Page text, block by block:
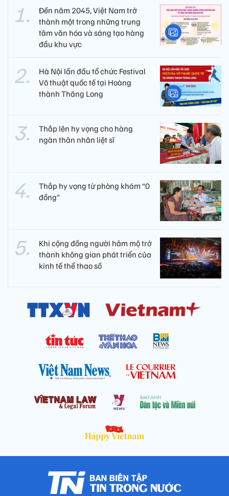
Đến năm 2045, Việt Nam trở
thành một trong những trung
tâm văn hóa và sáng tạo hàng
đầu khu vực
Hà Nội lần đầu tổ chức Festival
Võ thuật quốc tế tại Hoàng
thành Thăng Long
Thắp lên hy vọng cho hàng
ngàn thân nhân liệt sĩ
Thắp hy vọng từ phòng khám “0
đồng”
Khi cộng đồng người hâm mộ trở
thành không gian phát triển của
kinh tế thể thao số